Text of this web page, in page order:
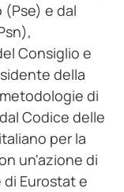
e dal
Consiglio e
della
di
Codice delle
per la
un'azione di
Eurostat e